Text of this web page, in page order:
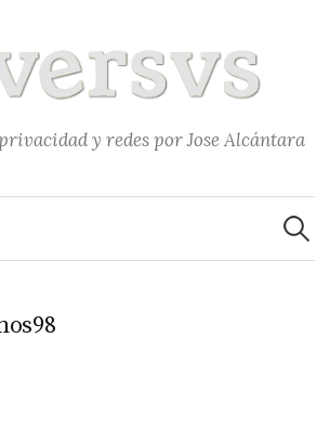
y redes por Jose Alcántara